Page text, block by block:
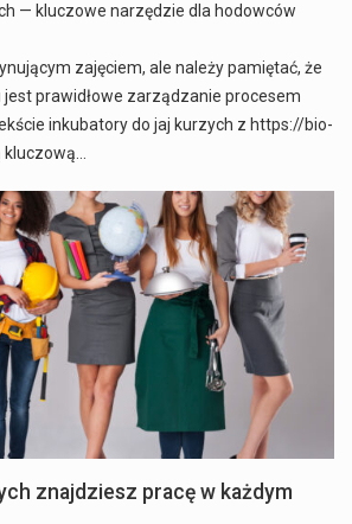
— kluczowe narzędzie dla hodowców
zajęciem, ale należy pamiętać, że
jest prawidłowe zarządzanie procesem
inkubatory do jaj kurzych z https://bio-
znajdziesz pracę w każdym